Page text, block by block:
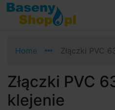
Przejdź do nawigacji
Przejdź do treści
Przejdź do paska
Home Złączki PVC
Złączki PVC
klejenie